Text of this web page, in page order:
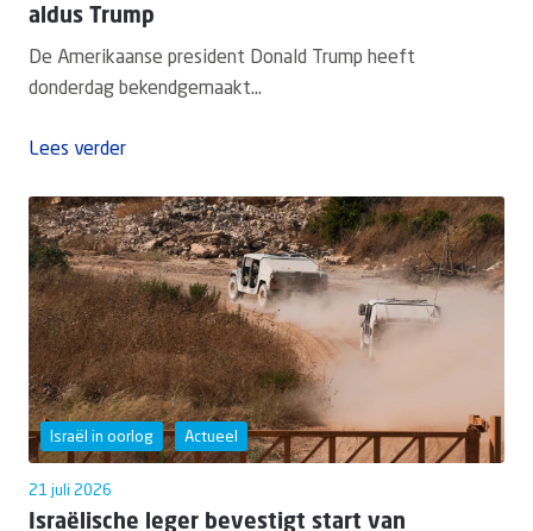
aldus Trump
De Amerikaanse president Donald Trump heeft
donderdag bekendgemaakt...
Lees verder
Israël in oorlog Actueel
21 juli 2026
Israëlische leger bevestigt start van